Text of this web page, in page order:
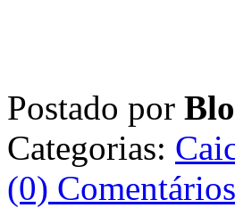
Postado por
Categorias:
(0) Comentários